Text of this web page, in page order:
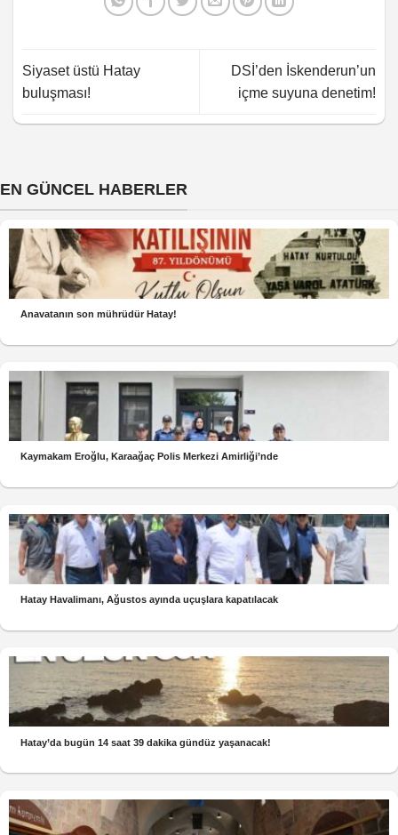
Siyaset üstü Hatay
buluşması!
DSİ’den İskenderun’un
içme suyuna denetim!
EN GÜNCEL HABERLER
Anavatanın son mührüdür Hatay!
Kaymakam Eroğlu, Karaağaç Polis Merkezi Amirliği’nde
Hatay Havalimanı, Ağustos ayında uçuşlara kapatılacak
Hatay’da bugün 14 saat 39 dakika gündüz yaşanacak!